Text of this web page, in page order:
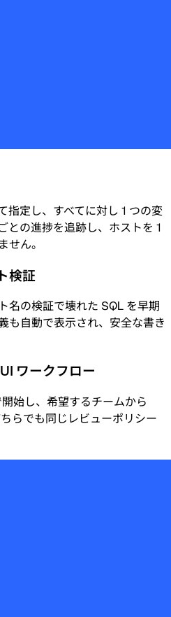
指定し、すべてに対し 1 つの変
との進捗を追跡し、ホストを 1
せん。
検証
名の検証で壊れた SQL を早期
も自動で表示され、安全な書き
ワークフロー
始し、希望するチームから
らでも同じレビューポリシー